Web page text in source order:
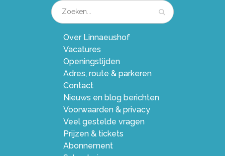
Over Linnaeushof
Vacatures
Openingstijden
Adres, route & parkeren
Contact
Nieuws en blog berichten
Voorwaarden & privacy
Veel gestelde vragen
Prijzen & tickets
Abonnement